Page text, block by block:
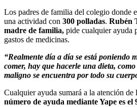
Los padres de familia del colegio donde
una actividad con 300 polladas. Rubén
madre de familia, pide cualquier ayuda
gastos de medicinas.
“Realmente día a día se está poniendo
comer, hay que hacerle una dieta,
maligno se encuentra por todo su
Cualquier ayuda sumará a la atención de
número de ayuda mediante Yape es el